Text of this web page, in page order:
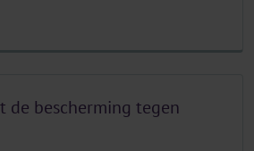
de bescherming tegen